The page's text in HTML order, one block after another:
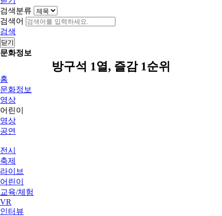
검색분류
검색어
검색
닫기
문화정보
방구석 1열, 즐감 1순위
홈
문화정보
영상
어린이
영상
공연
전시
축제
라이브
어린이
교육/체험
VR
인터뷰